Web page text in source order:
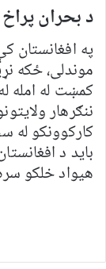
د بحران
په
موندلی، ځکه
کمښت له امله
ننګرهار
کارکوونکو له
باید د
هیواد خلکو